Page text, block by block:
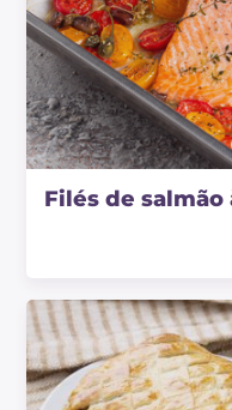
Filés de